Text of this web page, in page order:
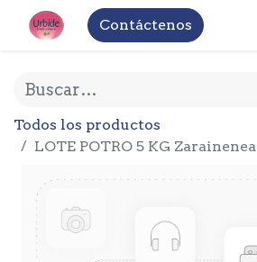
Contáctenos
Todos los productos
LOTE POTRO 5 KG Zarainenea